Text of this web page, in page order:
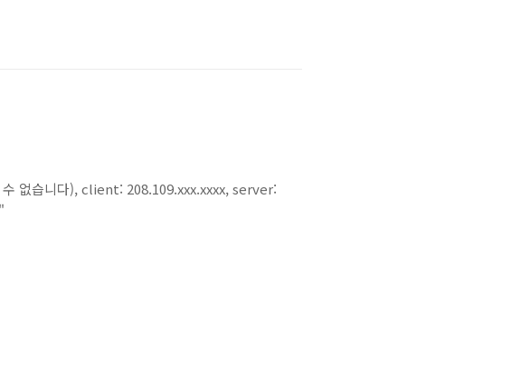
없습니다), client: 208.109.xxx.xxxx, server: